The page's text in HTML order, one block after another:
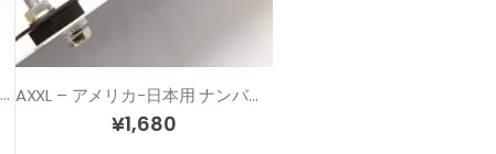
AXXL ボルト型 リフレクターセット AXXL – アメリカ-日本用 ナンバー穴 変換ステーキット
¥1,680